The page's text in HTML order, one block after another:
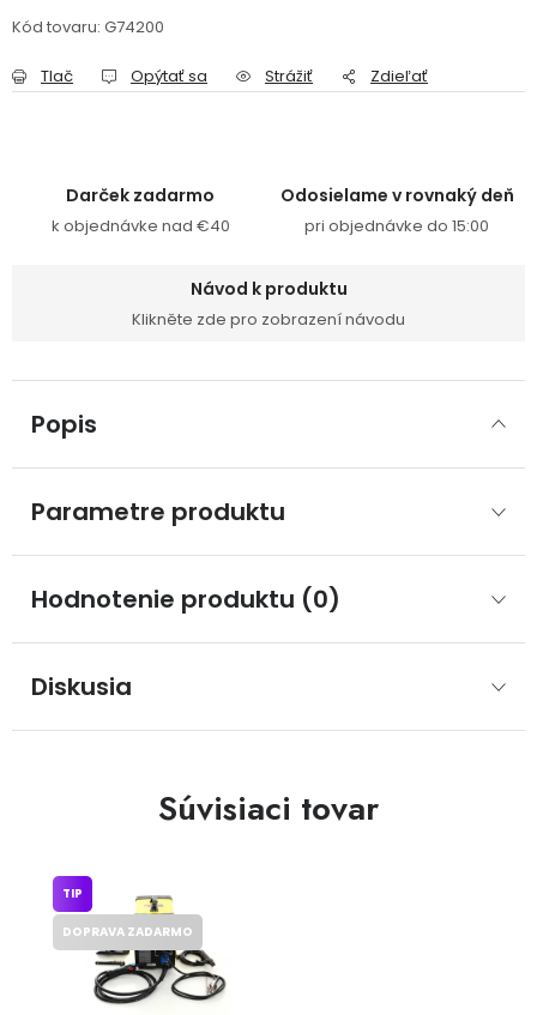
Kód tovaru: G74200
Tlač Opýtať sa Strážiť Zdieľať
Darček zadarmo
k objednávke nad €40
Odosielame v rovnaký deň
pri objednávke do 15:00
Návod k produktu
Klikněte zde pro zobrazení návodu
Popis
Parametre produktu
Hodnotenie produktu (0)
Diskusia
Súvisiaci tovar
TIP
DOPRAVA ZADARMO